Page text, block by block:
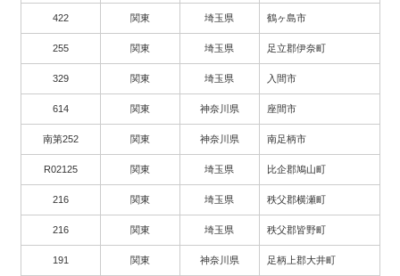
422 関東 埼玉県 鶴ヶ島市
255 関東 埼玉県 足立郡伊奈町
329 関東 埼玉県 入間市
614 関東 神奈川県 座間市
南第252 関東 神奈川県 南足柄市
R02125 関東 埼玉県 比企郡鳩山町
216 関東 埼玉県 秩父郡横瀬町
216 関東 埼玉県 秩父郡皆野町
191 関東 神奈川県 足柄上郡大井町